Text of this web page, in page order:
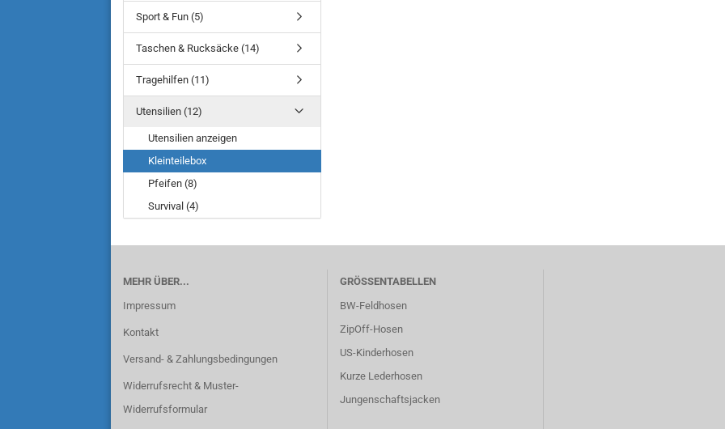
Sport & Fun (5)
Taschen & Rucksäcke (14)
Tragehilfen (11)
Utensilien (12)
Utensilien anzeigen
Kleinteilebox
Pfeifen (8)
Survival (4)
MEHR ÜBER...
Impressum
Kontakt
Versand- & Zahlungsbedingungen
Widerrufsrecht & Muster-
Widerrufsformular
GRÖSSENTABELLEN
BW-Feldhosen
ZipOff-Hosen
US-Kinderhosen
Kurze Lederhosen
Jungenschaftsjacken